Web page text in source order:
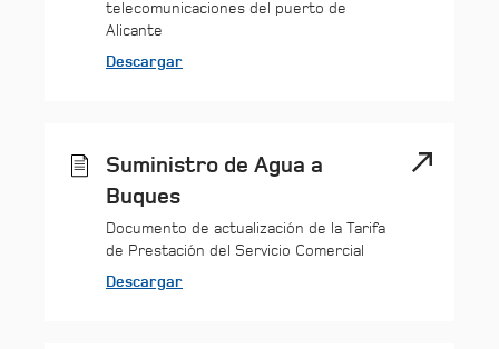
telecomunicaciones del puerto de
Alicante
Descargar
Suministro de Agua a
Buques
Documento de actualización de la Tarifa
de Prestación del Servicio Comercial
Descargar